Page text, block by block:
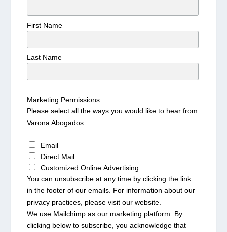
First Name
Last Name
Marketing Permissions
Please select all the ways you would like to hear from
Varona Abogados:
Email
Direct Mail
Customized Online Advertising
You can unsubscribe at any time by clicking the link
in the footer of our emails. For information about our
privacy practices, please visit our website.
We use Mailchimp as our marketing platform. By
clicking below to subscribe, you acknowledge that